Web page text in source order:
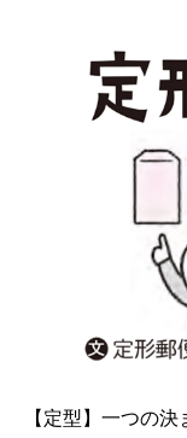
【定型】一つの決